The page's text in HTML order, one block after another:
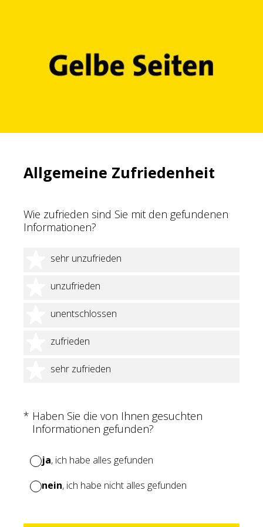
Allgemeine Zufriedenheit
Wie zufrieden sind Sie mit den gefundenen
Informationen?
sehr unzufrieden
1 Stern
unzufrieden
2 Sterne
unentschlossen
3 Sterne
zufrieden
4 Sterne
sehr zufrieden
5 Sterne
* Haben Sie die von Ihnen gesuchten
Informationen gefunden?
(Erforderlich.)
ja, ich habe alles gefunden
nein, ich habe nicht alles gefunden